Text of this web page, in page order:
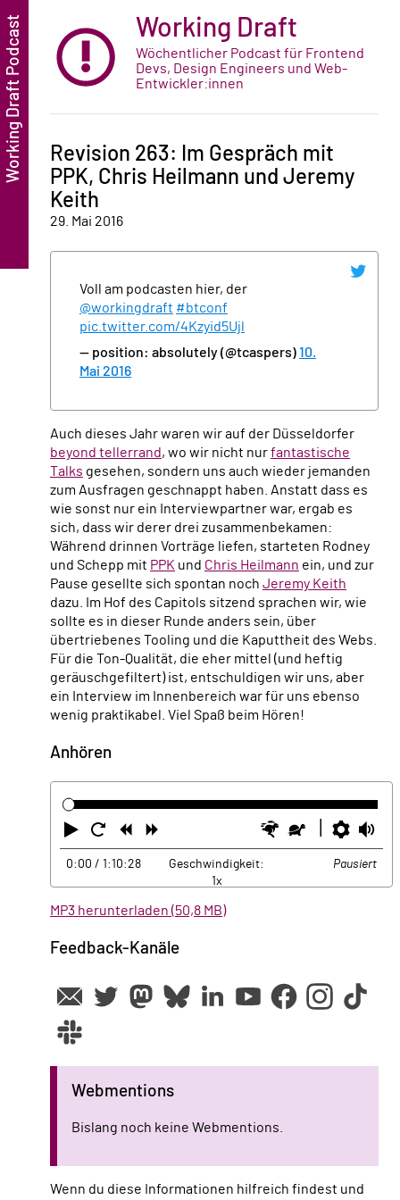
Working Draft
Wöchentlicher Podcast für Frontend
Devs, Design Engineers und Web-
Entwickler:innen
Revision 263: Im Gespräch mit
PPK, Chris Heilmann und Jeremy
Keith
29. Mai 2016
Voll am podcasten hier, der
@workingdraft #btconf
pic.twitter.com/4Kzyid5Ujl
— position: absolutely (@tcaspers)10.
Mai 2016
Auch dieses Jahr waren wir auf der Düsseldorfer
beyond tellerrand, wo wir nicht nurfantastische
Talks gesehen, sondern uns auch wieder jemanden
zum Ausfragen geschnappt haben. Anstatt dass es
wie sonst nur ein Interviewpartner war, ergab es
sich, dass wir derer drei zusammenbekamen:
Während drinnen Vorträge liefen, starteten Rodney
und Schepp mit PPK und Chris Heilmann ein, und zur
Pause gesellte sich spontan noch Jeremy Keith
dazu. Im Hof des Capitols sitzend sprachen wir, wie
sollte es in dieser Runde anders sein, über
übertriebenes Tooling und die Kaputtheit des Webs.
Für die Ton-Qualität, die eher mittel (und heftig
geräuschgefiltert) ist, entschuldigen wir uns, aber
ein Interview im Innenbereich war für uns ebenso
wenig praktikabel. Viel Spaß beim Hören!
Anhören
Abspielen
Neustart
Zurück Schneller
Langsamer
0:00 / 1:10:28
Geschwindigkeit:
1x
Pausiert
MP3 herunterladen (50,8 MB)
Feedback-Kanäle
Webmentions
Bislang noch keine Webmentions.
Wenn du diese Informationen hilfreich findest und